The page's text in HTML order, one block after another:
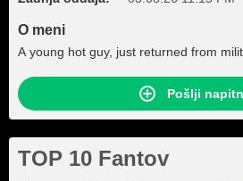
O meni
A young hot guy, just returned from
Pošlji
TOP 10 Fantov